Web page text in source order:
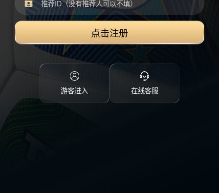
点击注册
游客进入 在线客服